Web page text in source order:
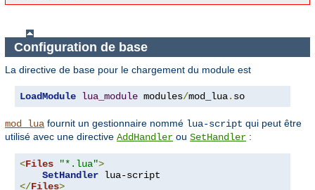
Configuration de base
La directive de base pour le chargement du module est
LoadModule lua_module modules/mod_lua. so
mod_lua fournit un gestionnaire nommé lua-script qui peut être
utilisé avec une directive AddHandler ou SetHandler :
<Files "*.lua">
SetHandler
</Files>